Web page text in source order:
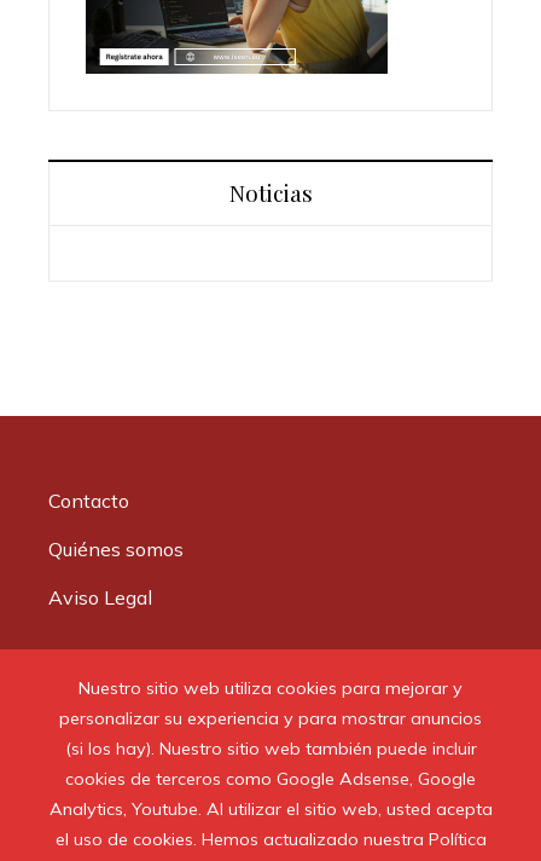
Nuestro sitio web utiliza cookies para mejorar y
personalizar su experiencia y para mostrar anuncios
(si los hay). Nuestro sitio web también puede incluir
cookies de terceros como Google Adsense, Google
Analytics, Youtube. Al utilizar el sitio web, usted acepta
el uso de cookies. Hemos actualizado nuestra Política
Noticias
Contacto
Quiénes somos
Aviso Legal
© 2020 Todos los derechos reservados.